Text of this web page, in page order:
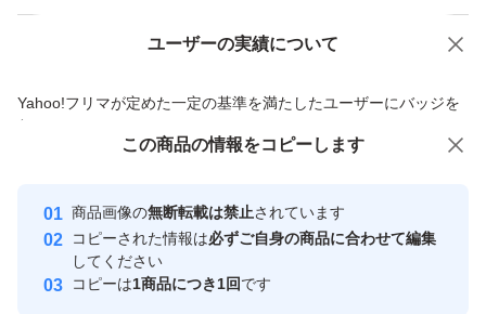
どうぞこの機会に、新鮮で美味しい野菜をお楽しみくださ
い。お待ちしております！
ユーザーの実績について
Yahoo!フリマが定めた一定の基準を満たしたユーザーにバッジを
付与しています
安心取引出品者
心・安全なユーザーです
取引実績
価格の相談 商品への質問
この商品の情報をコピーします
商品画像の無断転載は禁止されています
コピーされた情報は必ずご自身の商品に合わせて編集
してください
コピーは1商品につき1回です
この商品をみている人にオススメ